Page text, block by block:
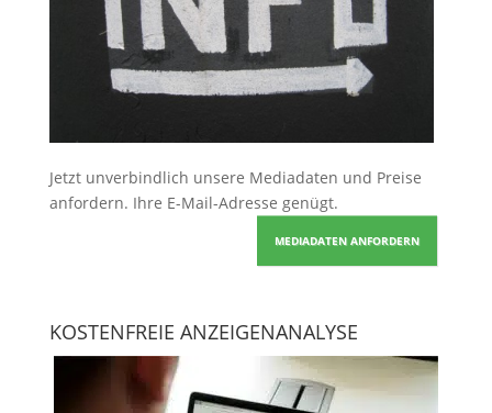
Jetzt unverbindlich unsere Mediadaten und Preise
anfordern. Ihre E-Mail-Adresse genügt.
MEDIADATEN ANFORDERN
KOSTENFREIE ANZEIGENANALYSE